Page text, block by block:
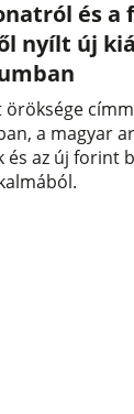
és a
nyílt új
öröksége
a magyar
és az új forint